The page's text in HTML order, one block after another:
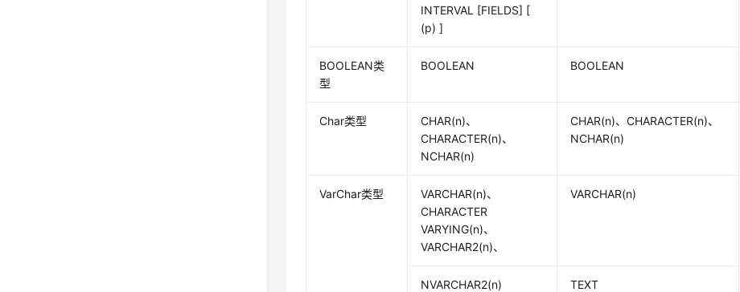
INTERVAL [FIELDS] [
(p) ]
BOOLEAN类
型
BOOLEAN BOOLEAN
Char类型
CHAR(n)、
CHARACTER(n)、
NCHAR(n)
CHAR(n)、CHARACTER(n)、
NCHAR(n)
VarChar类型
VARCHAR(n)、
CHARACTER
VARYING(n)、
VARCHAR2(n)、
VARCHAR(n)
NVARCHAR2(n) TEXT